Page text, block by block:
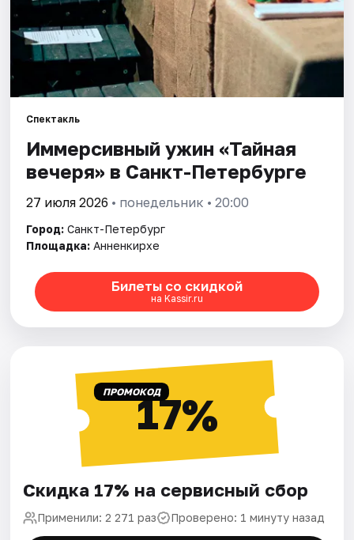
Спектакль
Иммерсивный ужин «Тайная
вечеря» в Санкт-Петербурге
27 июля 2026 • понедельник • 20:00
Город: Санкт-Петербург
Площадка: Анненкирхе
Билеты со скидкой
на Kassir.ru
ПРОМОКОД17%
Скидка 17% на сервисный сбор
Применили: 2 271 раз Проверено: 1 минуту назад